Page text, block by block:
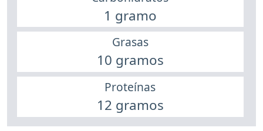
1 gramo
Grasas
10 gramos
Proteínas
12 gramos